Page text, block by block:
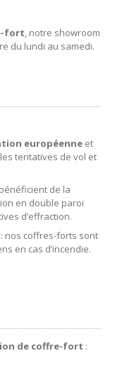
fort, notre showroom
du lundi au samedi.
européenne et
tentatives de vol et
de la
en double paroi
d’effraction.
: nos coffres-forts sont
en cas d’incendie.
de coffre-fort :